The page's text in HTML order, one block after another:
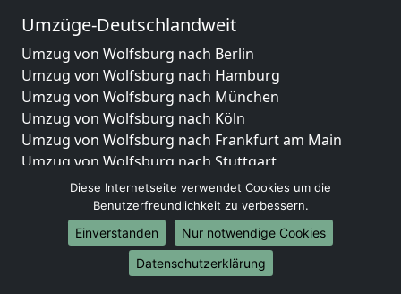
Umzüge-Deutschlandweit
Umzug von Wolfsburg nach Berlin
Umzug von Wolfsburg nach Hamburg
Umzug von Wolfsburg nach München
Umzug von Wolfsburg nach Köln
Umzug von Wolfsburg nach Frankfurt am Main
Umzug von Wolfsburg nach Stuttgart
Umzug von Wolfsburg nach Düsseldorf
Umzug von Wolfsburg nach Leipzig
Umzug von Wolfsburg nach Dortmund
Umzug von Wolfsburg nach Essen
Umzug von Wolfsburg nach Bremen
Diese Internetseite verwendet Cookies um die
Benutzerfreundlichkeit zu verbessern.
Einverstanden
Nur notwendige Cookies
Datenschutzerklärung